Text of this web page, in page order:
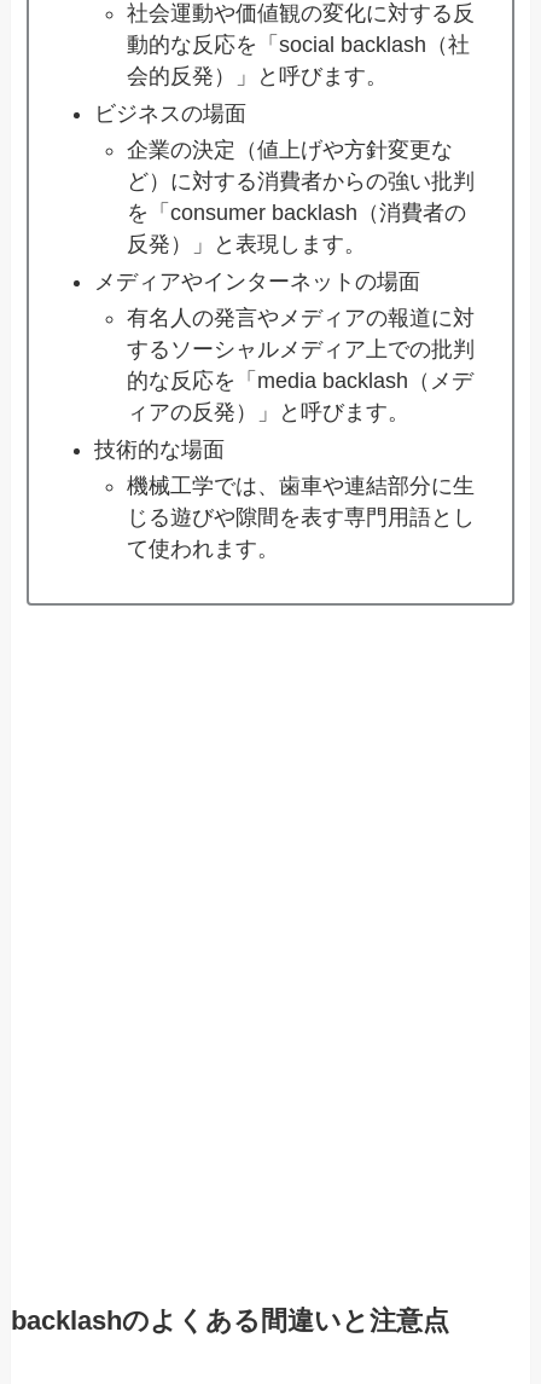
社会運動や価値観の変化に対する反
動的な反応を「social backlash（社
会的反発）」と呼びます。
ビジネスの場面
企業の決定（値上げや方針変更な
ど）に対する消費者からの強い批判
を「consumer backlash（消費者の
反発）」と表現します。
メディアやインターネットの場面
有名人の発言やメディアの報道に対
するソーシャルメディア上での批判
的な反応を「media backlash（メデ
ィアの反発）」と呼びます。
技術的な場面
機械工学では、歯車や連結部分に生
じる遊びや隙間を表す専門用語とし
て使われます。
backlashのよくある間違いと注意点